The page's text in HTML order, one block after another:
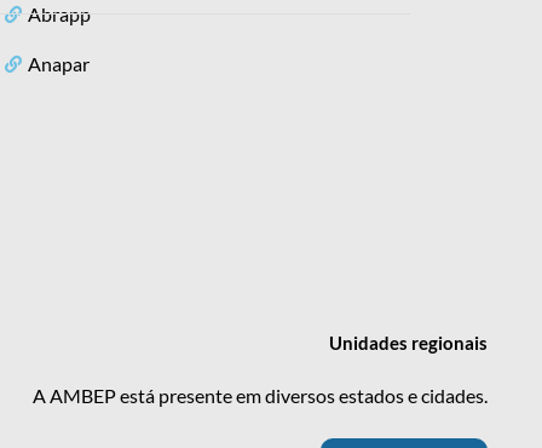
Abrapp
Anapar
Unidades regionais
A AMBEP está presente em diversos estados e cidades.